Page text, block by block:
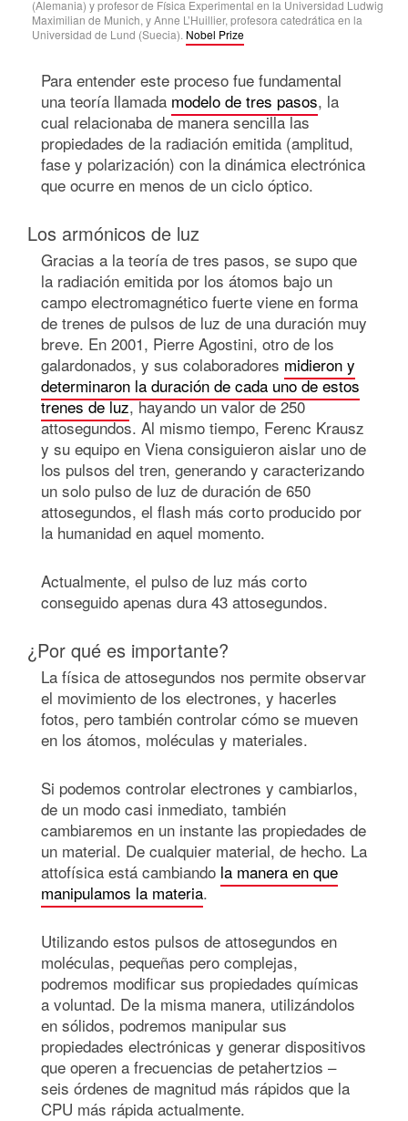
(Alemania) y profesor de Física Experimental en la Universidad Ludwig
Maximilian de Munich, y Anne L’Huillier, profesora catedrática en la
Universidad de Lund (Suecia). Nobel Prize
Para entender este proceso fue fundamental
una teoría llamada modelo de tres pasos, la
cual relacionaba de manera sencilla las
propiedades de la radiación emitida (amplitud,
fase y polarización) con la dinámica electrónica
que ocurre en menos de un ciclo óptico.
Los armónicos de luz
Gracias a la teoría de tres pasos, se supo que
la radiación emitida por los átomos bajo un
campo electromagnético fuerte viene en forma
de trenes de pulsos de luz de una duración muy
breve. En 2001, Pierre Agostini, otro de los
galardonados, y sus colaboradores midieron y
determinaron la duración de cada uno de estos
trenes de luz, hayando un valor de 250
attosegundos. Al mismo tiempo, Ferenc Krausz
y su equipo en Viena consiguieron aislar uno de
los pulsos del tren, generando y caracterizando
un solo pulso de luz de duración de 650
attosegundos, el flash más corto producido por
la humanidad en aquel momento.
Actualmente, el pulso de luz más corto
conseguido apenas dura 43 attosegundos.
¿Por qué es importante?
La física de attosegundos nos permite observar
el movimiento de los electrones, y hacerles
fotos, pero también controlar cómo se mueven
en los átomos, moléculas y materiales.
Si podemos controlar electrones y cambiarlos,
de un modo casi inmediato, también
cambiaremos en un instante las propiedades de
un material. De cualquier material, de hecho. La
attofísica está cambiando la manera en que
manipulamos la materia.
Utilizando estos pulsos de attosegundos en
moléculas, pequeñas pero complejas,
podremos modificar sus propiedades químicas
a voluntad. De la misma manera, utilizándolos
en sólidos, podremos manipular sus
propiedades electrónicas y generar dispositivos
que operen a frecuencias de petahertzios –
seis órdenes de magnitud más rápidos que la
CPU más rápida actualmente.